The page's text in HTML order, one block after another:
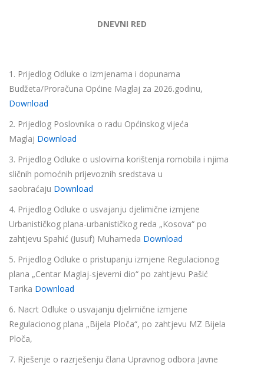
DNEVNI RED
1. Prijedlog Odluke o izmjenama i dopunama
Budžeta/Proračuna Općine Maglaj za 2026.godinu,
Download
2. Prijedlog Poslovnika o radu Općinskog vijeća
Maglaj Download
3. Prijedlog Odluke o uslovima korištenja romobila i njima
sličnih pomoćnih prijevoznih sredstava u
saobraćaju Download
4. Prijedlog Odluke o usvajanju djelimične izmjene
Urbanističkog plana-urbanističkog reda „Kosova“ po
zahtjevu Spahić (Jusuf) Muhameda Download
5. Prijedlog Odluke o pristupanju izmjene Regulacionog
plana „Centar Maglaj-sjeverni dio“ po zahtjevu Pašić
Tarika Download
6. Nacrt Odluke o usvajanju djelimične izmjene
Regulacionog plana „Bijela Ploča“, po zahtjevu MZ Bijela
Ploča,
7. Rješenje o razrješenju člana Upravnog odbora Javne